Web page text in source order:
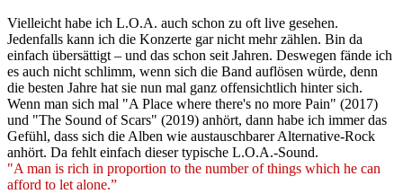
Vielleicht habe ich L.O.A. auch schon zu oft live gesehen.
Jedenfalls kann ich die Konzerte gar nicht mehr zählen. Bin da
einfach übersättigt – und das schon seit Jahren. Deswegen fände ich
es auch nicht schlimm, wenn sich die Band auflösen würde, denn
die besten Jahre hat sie nun mal ganz offensichtlich hinter sich.
Wenn man sich mal "A Place where there's no more Pain" (2017)
und "The Sound of Scars" (2019) anhört, dann habe ich immer das
Gefühl, dass sich die Alben wie austauschbarer Alternative-Rock
anhört. Da fehlt einfach dieser typische L.O.A.-Sound.
"A man is rich in proportion to the number of things which he can
afford to let alone.”